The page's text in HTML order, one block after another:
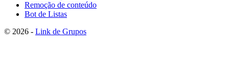
Remoção de conteúdo
Bot de Listas
© 2026 - Link de Grupos